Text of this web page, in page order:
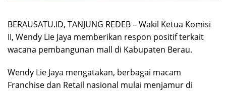
BERAUSATU.ID, TANJUNG REDEB – Wakil Ketua Komisi
II, Wendy Lie Jaya memberikan respon positif terkait
wacana pembangunan mall di Kabupaten Berau.
Wendy Lie Jaya mengatakan, berbagai macam
Franchise dan Retail nasional mulai menjamur di